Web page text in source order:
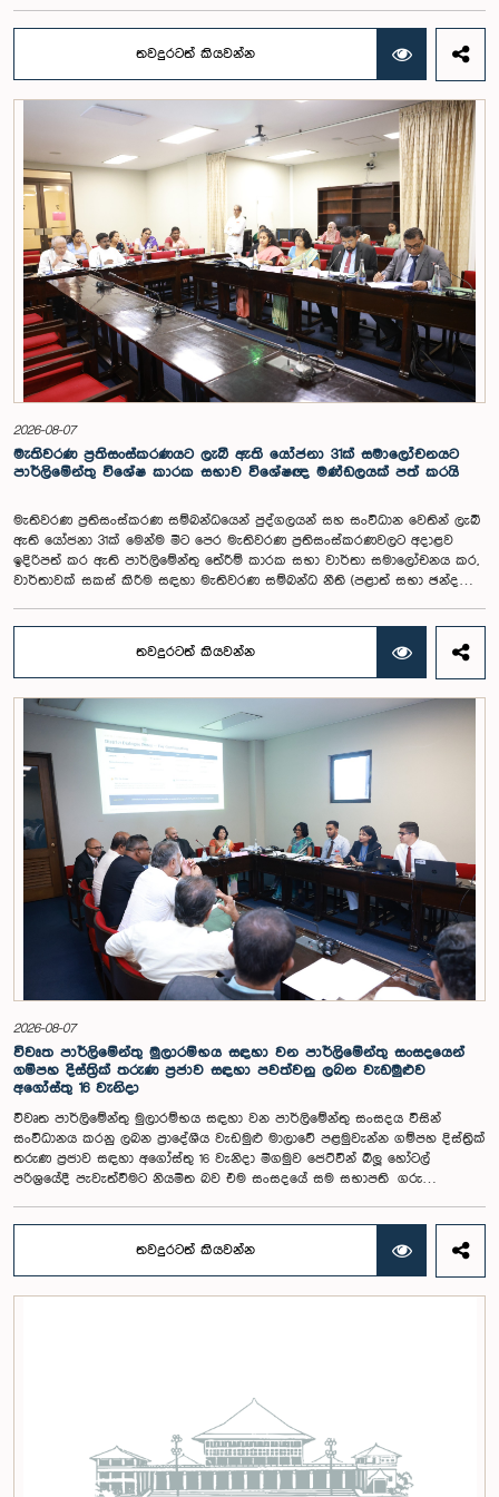
බස්නායක, එම්.කේ.එම්. අස්ලම්, තිලිණ සමරකෝන් සහ චම්පික හෙට්ටිආරච්චි
යන මහත්ම මහත්මීන්ගේ සහභාගීත්වයෙන් මෙම කාරක සභාව
පාර්ලිමේන්තුවේදී පසුගියදා (04) රැස්වූ අවස්ථාවේදීය. ශ්‍රී ලංකා ප්‍රජාතාන්ත්‍රික
සමාජවාදී ජනරජයේ ආණ්ඩුක්‍රම ව්‍යවස්ථාවේ 153(2) ව්‍යවස්ථාව ප්‍රකාරව
විගණකාධිපති ධුරයේ වැටුප් සම්බන්ධයෙන් අදාළ යෝජනාව කාරක සභාවේ
අවධානයට යොමු කර තිබිණි.එහිදී විගණකාධිපතිවරියගේ වගකීම්, රාජ්‍ය මූල්‍ය
අධීක්ෂණය හා විගණන ක්ෂේත්‍රයේ ස්වාධීනත්වය ඇතුළු කරුණු සැලකිල්ලට
ගනිමින් වැටුප් මට්ටම පිළිබඳව කාරක සභා සභාපතිවරයා ඇතුළු මන්ත්‍රීවරුන්
විසින් අදහස් හා යෝජනා ඉදිරිපත් කරන ලදී. ආණ්ඩුක්‍රම ව්‍යස්ථාවේ 170 වෙනි
ව්‍යවස්ථාව ප්‍රකාරව විගණකාධිපති රාජ්‍ය සේවකයකු නොවන බවත් පවත්නා
රාජ්‍ය වැටුප් පරිමාණයෙන් බැහැරව විගණකාධිපතිවරයාගේ වැටුප සඳහා
විශේෂ සැලකිල්ලක් යොමු කළ හැකි බවත් මෙහිදි වැඩිදුරටත් අදහස් දක්වමින්
කාරක සභාව පවසා සිටියේය. යොජිත වැටුප, මීට පෙර සිටි
විගණකාධිපතිවරුන්ගේ වැටුප් ද සලකා බලමින් මෙම තිරණයට එළඹුණ බව
නිලධාරීන් විසින් පවසන ලදී. මිට පෙර, එය ජාතික වැටුප් හා සේවක සංඛ්‍යා
කොමිෂන් සභාවෙන් තිරණය කළ ද වර්තමානයේ එවැනි කොමිසමක් නොමැති
බවත් නිලධාරීහු සදහන් කළහ.විගණකාධිපතිවරිය සඳහා යෝජිත වැටුප්
මට්ටම අනුමත කළ ද, එම තනතුරට පැවරී ඇති වගකීම් සහ කාර්යභාරය
සැලකිල්ලට ගනිමින් වැටුප තවදුරටත් ඉහළ මට්ටමක පැවතිය යුතු බවට කාරක
සභා සභාපතිවරයා ඇතුළු මන්ත්‍රීවරුන්ගේ අදහස විය. ඒ අනුව, අදාළ වැටුප්
මට්ටම සම්බන්ධයෙන් ඉදිරියේදී තවදුරටත් අවධානය යොමු කර අවශ්‍ය තීරණ
ගැනීමේ අවශ්‍යතාව ද කාරක සභාවේදී පෙන්වා දුන් අතර ස්ථිර සහ ස්වධින
වැටුප් හා සේවක සංඛ්‍යා කොමිෂන් සභාවක් ස්ථාපිත කරන ලෙස කාරක
තවදුරටත් කියවන්න
2026-08-07
මැතිවරණ ප්‍රතිසංස්කරණයට ලැබී ඇති යෝජනා 31ක් සමාලෝචනයට
පාර්ලිමේන්තු විශේෂ කාරක සභාව විශේෂඥ මණ්ඩලයක් පත් කරයි
මැතිවරණ ප්‍රතිසංස්කරණ සම්බන්ධයෙන් පුද්ගලයන් සහ සංවිධාන වෙතින් ලැබී
ඇති යෝජනා 31ක් මෙන්ම මීට පෙර මැතිවරණ ප්‍රතිසංස්කරණවලට අදාළව
ඉදිරිපත් කර ඇති පාර්ලිමේන්තු තේරීම් කාරක සභා වාර්තා සමාලෝචනය කර,
වාර්තාවක් සකස් කිරීම සඳහා මැතිවරණ සම්බන්ධ නීති (පළාත් සභා ඡන්ද
කාරක සභාව රාජ්‍ය පරිපාලන, පළාත් සභා සහ පළාත් පාලන ගරු අමාත්‍ය
මහාචාර්ය ඒ.එච්.එම්.එච්. අබයරත්න මහතාගේ සභාපතිත්වයෙන්
පාර්ලිමේන්තුවේදී පසුගියදා රැස් වූ අවස්ථාවේදීය.එහිදී 2004, 2007 සහ 2022
වසරවල පාර්ලිමේන්තු තේරීම් කාරක සභා වාර්තා මෙන්ම පුද්ගලයන් හා
සංවිධාන විසින් ඉදිරිපත් කර ඇති යෝජනා 31ක් පදනම් කර ගනිමින් මැතිවරණ
ප්‍රතිසංස්කරණ සම්බන්ධයෙන් දීර්ඝ ලෙස සාකච්ඡා කෙරිණි.සාකච්ඡාවේදී පළාත්
පාලන මැතිවරණ ක්‍රමය සඳහා මිශ්‍ර මැතිවරණ ක්‍රමයක් හඳුන්වා දීම, සුළු පක්ෂ
හා සුළුතර කණ්ඩායම්වල නියෝජනය තහවුරු කිරීම, කාන්තා නියෝජනය
වැඩිදියුණු කිරීම, විද්‍යුත් ඡන්ද ක්‍රමවේදයක් හඳුන්වා දීම සහ කල්තියා ඡන්දය
ප්‍රකාශ කිරීමේ පහසුකම් සැලසීම ඇතුළු යෝජනා පිළිබඳව අවධානය යොමු
විය. එමෙන්ම විදේශගත ශ්‍රී ලාංකිකයන්ට ඡන්ද අයිතිය ලබාදීම සම්බන්ධයෙන්
වන යෝජනා පිළිබඳව ද සලකා බැලුණු අතර, ඒ සඳහා අවශ්‍ය නීතිමය හා
පරිපාලනමය ප්‍රතිපාදන පිළිබඳ වැඩිදුර අධ්‍යයනය කිරීමේ අවශ්‍යතාව
අවධාරණය කෙරිණි.කාරක සභාව විසින් පත් කළ විශේෂඥ මණ්ඩලය මඟින්
ලැබී ඇති යෝජනා 31 සහ පූර්ව පාර්ලිමේන්තු තේරීම් කාරක සභා වාර්තා
විශ්ලේෂණය කර ප්‍රායෝගික නිර්දේශ සහිත වාර්තාවක් සකස් කිරීමට නියමිත
අතර, එම නිර්දේශ සමාලෝචනය කිරීම සඳහා ඉදිරි කටයුතු සිදු කිරීමට කාරක
සභාව තීරණය කළේය.මෙම රැස්වීමට කාරක සභා සාමාජික ගරු අමාත්‍ය
ආචාර්ය උපාලි පන්නිලගේ මහතා සහ ගරු පාර්ලිමේන්තු මන්ත්‍රීවරුන් වන රවී
කරුණානායක, රුවන්තිලක ජයකොඩි සහ කදිරවේලු ෂන්මුගම් කුගදාසන් යන
මහත්වරු සහභාගී වූහ.
තවදුරටත් කියවන්න
2026-08-07
විවෘත පාර්ලිමේන්තු මුලාරම්භය සඳහා වන පාර්ලිමේන්තු සංසදයෙන්
ගම්පහ දිස්ත්‍රික් තරුණ ප්‍රජාව සඳහා පවත්වනු ලබන වැඩමුළුව
අගෝස්තු 16 වැනිදා
විවෘත පාර්ලිමේන්තු මුලාරම්භය සඳහා වන පාර්ලිමේන්තු සංසදය විසින්
සංවිධානය කරනු ලබන ප්‍රාදේශීය වැඩමුළු මාලාවේ පළමුවැන්න ගම්පහ දිස්ත්‍රික්
තරුණ ප්‍රජාව සඳහා අගෝස්තු 16 වැනිදා මීගමුව ජෙට්වින් බ්ලූ හෝටල්
පරිශ්‍රයේදී පැවැත්වීමට නියමිත බව එම සංසදයේ සම සභාපති ගරු
සහභාගීත්වයෙන් විවෘත පාර්ලිමේන්තු සංකල්පය තවදුරටත් ප්‍රවර්ධනය කිරීමේ
අරමුණින් මෙම වැඩමුළු මාලාව සංවිධානය කෙරෙන අතර සංසදයේ සාමාජික
මන්ත්‍රීවරු මෙන්ම ගම්පහ දිස්ත්‍රික් පාර්ලිමේන්තු මන්ත්‍රීවරුන් ද මෙම අවස්ථාවට
සංසදයේ සාමාජික මන්ත්‍රීවරු සහ වැඩමුළු මාලාව සඳහා අනුග්‍රාහකත්වය
සපයන සංවර්ධන සහකරු වන CII (Coalition for Inclusive Impact)
ආයතනයේ නියෝජිතයෝ එක්ව සිටියහ.මෙම වැඩමුළුව සඳහා සහභාගීවීමට
අපේක්ෂා කරන ගම්පහ දිස්ත්‍රික්කයේ වයස අවු 18 – 35 අතර තරුණ තරුණියන්
https://forms.gle/aVp5UzhLbtPSmVap8 සබැඳිය ඔස්සේ අදාළ පෝරමය
තවදුරටත් කියවන්න